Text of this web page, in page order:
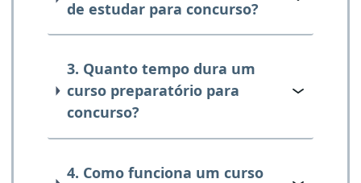
de estudar para concurso?
3. Quanto tempo dura um
curso preparatório para
concurso?
4. Como funciona um curso